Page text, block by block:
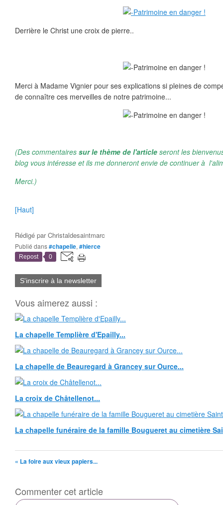
Derrière le Christ une croix de pierre..
Merci à Madame Vignier pour ses explications si pleines de
de connaître ces merveilles de notre patrimoine...
(Des commentaires sur le thème de l'article seront les
blog vous intéresse et ils me donneront envie de continuer à
Merci.)
[Haut]
Rédigé parChristaldesaintmarc
Publié dans#chapelle, #hierce
Repost 0
S'inscrire à la newsletter
Vous aimerez aussi :
La chapelle Templière d'Epailly...
La chapelle de Beauregard à Grancey sur Ource...
La croix de Châtellenot...
La chapelle funéraire de la famille Bougueret au cimetière
« La foire aux vieux papiers...
Commenter cet article